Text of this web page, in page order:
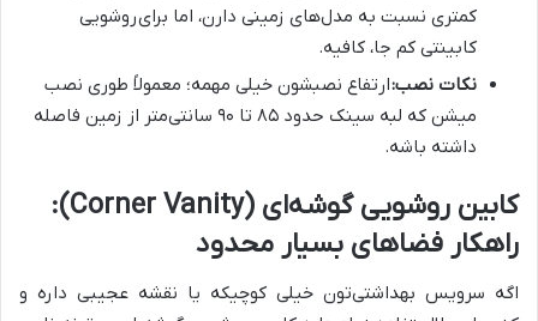
کمتری نسبت به مدل‌های زمینی دارن، اما برایروشویی
کابینتی کم جا، کافیه.
نکات نصب:ارتفاع نصبشون خیلی مهمه؛ معمولاً طوری نصب
میشن که لبه سینک حدود ۸۵ تا ۹۰ سانتی‌متر از زمین فاصله
داشته باشه.
کابین روشویی گوشه‌ای (Corner Vanity):
راهکار فضاهای بسیار محدود
اگه سرویس بهداشتی‌تون خیلی کوچیکه یا نقشه عجیبی داره و